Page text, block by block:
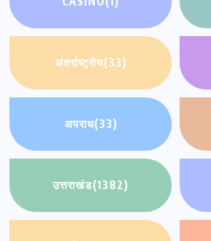
अंतर्राष्ट्रीय(33)
अपराध(33)
उत्तराखंड(1382)